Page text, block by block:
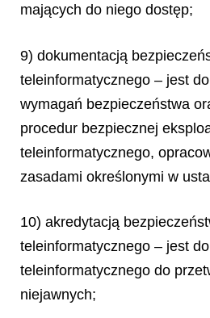
mających do niego dostęp;
9) dokumentacją
teleinformatycznego – jest
wymagań bezpieczeństwa
procedur bezpiecznej
teleinformatycznego,
zasadami określonymi w
10) akredytacją
teleinformatycznego – jest
teleinformatycznego do
niejawnych;